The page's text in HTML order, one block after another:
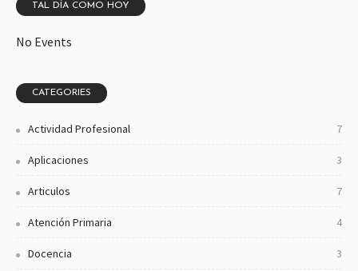
TAL DÍA COMO HOY
No Events
CATEGORIES
Actividad Profesional 7
Aplicaciones 3
Articulos 7
Atención Primaria 4
Docencia 3